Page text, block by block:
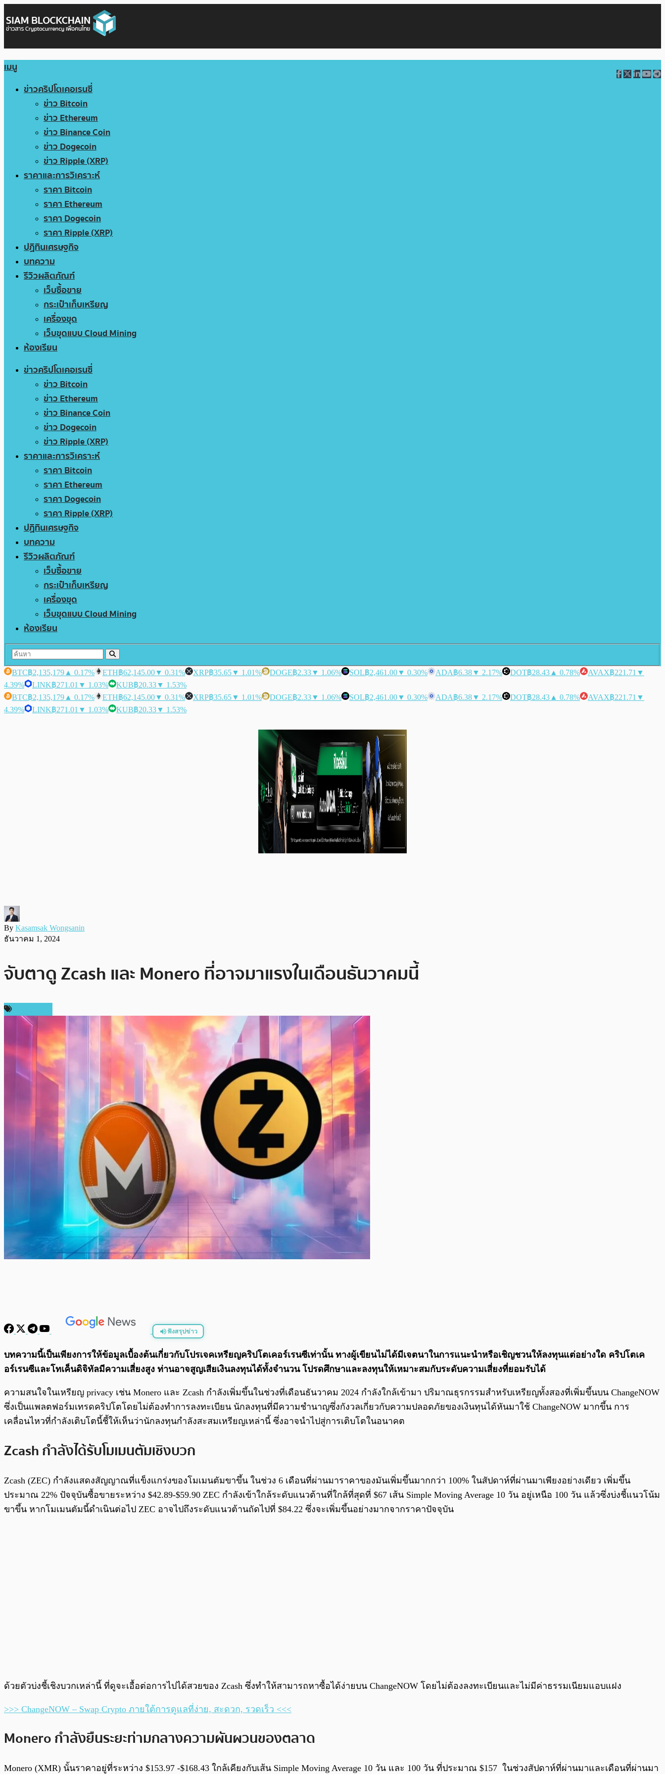
เมนู
ข่าวคริปโตเคอเรนซี่
ข่าว Bitcoin
ข่าว Ethereum
ข่าว Binance Coin
ข่าว Dogecoin
ข่าว Ripple (XRP)
ราคาและการวิเคราะห์
ราคา Bitcoin
ราคา Ethereum
ราคา Dogecoin
ราคา Ripple (XRP)
ปฏิทินเศรษฐกิจ
บทความ
รีวิวผลิตภัณฑ์
เว็บซื้อขาย
กระเป๋าเก็บเหรียญ
เครื่องขุด
เว็บขุดแบบ Cloud Mining
ห้องเรียน
ข่าวคริปโตเคอเรนซี่
ข่าว Bitcoin
ข่าว Ethereum
ข่าว Binance Coin
ข่าว Dogecoin
ข่าว Ripple (XRP)
ราคาและการวิเคราะห์
ราคา Bitcoin
ราคา Ethereum
ราคา Dogecoin
ราคา Ripple (XRP)
ปฏิทินเศรษฐกิจ
บทความ
รีวิวผลิตภัณฑ์
เว็บซื้อขาย
กระเป๋าเก็บเหรียญ
เครื่องขุด
เว็บขุดแบบ Cloud Mining
ห้องเรียน
BTC฿2,135,179 ▲ 0.17% ETH฿62,145.00▼ 0.31% XRP฿35.65▼ 1.01% DOGE฿2.33▼ 1.06% SOL฿2,461.00▼ 0.30% ADA฿6.38▼ 2.17% DOT฿28.43 ▲ 0.78% AVAX฿221.71 ▼
4.39%
LINK฿271.01 ▼ 1.03% KUB฿20.33▼ 1.53%
BTC฿2,135,179 ▲ 0.17% ETH฿62,145.00▼ 0.31% XRP฿35.65▼ 1.01% DOGE฿2.33▼ 1.06% SOL฿2,461.00▼ 0.30% ADA฿6.38▼ 2.17% DOT฿28.43 ▲ 0.78% AVAX฿221.71 ▼
4.39%
LINK฿271.01 ▼ 1.03% KUB฿20.33▼ 1.53%
By Kasamsak Wongsanin
ธันวาคม 1, 2024
จับตาดู Zcash และ Monero ที่อาจมาแรงในเดือนธันวาคมนี้
ฟังสรุปข่าว
พร้อมเล่น 0:00 /0:00
บทความนี้เป็นเพียงการให้ข้อมูลเบื้องต้นเกี่ยวกับโปรเจคเหรียญคริปโตเคอร์เรนซีเท่านั้น ทางผู้เขียนไม่ได้มีเจตนาในการแนะนำหรือเชิญชวนให้ลงทุนแต่อย่างใด คริปโตเค
อร์เรนซีและโทเค็นดิจิทัลมีความเสี่ยงสูง ท่านอาจสูญเสียเงินลงทุนได้ทั้งจํานวน โปรดศึกษาและลงทุนให้เหมาะสมกับระดับความเสี่ยงที่ยอมรับได้
ความสนใจในเหรียญ privacy เช่น Monero และ Zcash กำลังเพิ่มขึ้นในช่วงที่เดือนธันวาคม 2024 กำลังใกล้เข้ามา ปริมาณธุรกรรมสำหรับเหรียญทั้งสองที่เพิ่มขึ้นบน ChangeNOW
ซึ่งเป็นแพลตฟอร์มเทรดคริปโตโดยไม่ต้องทำการลงทะเบียน นักลงทุนที่มีความชำนาญซึ่งกังวลเกี่ยวกับความปลอดภัยของเงินทุนได้หันมาใช้ ChangeNOW มากขึ้น การ
เคลื่อนไหวที่กำลังเติบโตนี้ชี้ให้เห็นว่านักลงทุนกำลังสะสมเหรียญเหล่านี้ ซึ่งอาจนำไปสู่การเติบโตในอนาคต
Zcash กำลังได้รับโมเมนตัมเชิงบวก
Zcash (ZEC) กำลังแสดงสัญญาณที่แข็งแกร่งของโมเมนตัมขาขึ้น ในช่วง 6 เดือนที่ผ่านมาราคาของมันเพิ่มขึ้นมากกว่า 100% ในสัปดาห์ที่ผ่านมาเพียงอย่างเดียว เพิ่มขึ้น
ประมาณ 22% ปัจจุบันซื้อขายระหว่าง $42.89-$59.90 ZEC กำลังเข้าใกล้ระดับแนวต้านที่ใกล้ที่สุดที่ $67 เส้น Simple Moving Average 10 วัน อยู่เหนือ 100 วัน แล้วซึ่งบ่งชี้แนวโน้ม
ขาขึ้น หากโมเมนตัมนี้ดำเนินต่อไป ZEC อาจไปถึงระดับแนวต้านถัดไปที่ $84.22 ซึ่งจะเพิ่มขึ้นอย่างมากจากราคาปัจจุบัน
ด้วยตัวบ่งชี้เชิงบวกเหล่านี้ ที่ดูจะเอื้อต่อการไปได้สวยของ Zcash ซึ่งทำให้สามารถหาซื้อได้ง่ายบน ChangeNOW โดยไม่ต้องลงทะเบียนและไม่มีค่าธรรมเนียมแอบแฝง
>>> ChangeNOW – Swap Crypto ภายใต้การดูแลที่ง่าย, สะดวก, รวดเร็ว <<<
Monero กำลังยืนระยะท่ามกลางความผันผวนของตลาด
Monero (XMR) นั้นราคาอยู่ที่ระหว่าง $153.97 -$168.43 ใกล้เคียงกับเส้น Simple Moving Average 10 วัน และ 100 วัน ที่ประมาณ $157 ในช่วงสัปดาห์ที่ผ่านมาและเดือนที่ผ่านมา